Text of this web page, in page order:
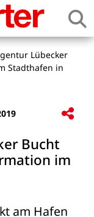
Lübecker
Stadthafen in
Bucht
im
am Hafen